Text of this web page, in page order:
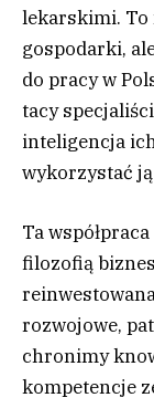
lekarskimi. To
gospodarki,
do pracy w
tacy
inteligencja
wykorzystać
Ta
filozofią
rozwojowe,
chronimy
kompetencje